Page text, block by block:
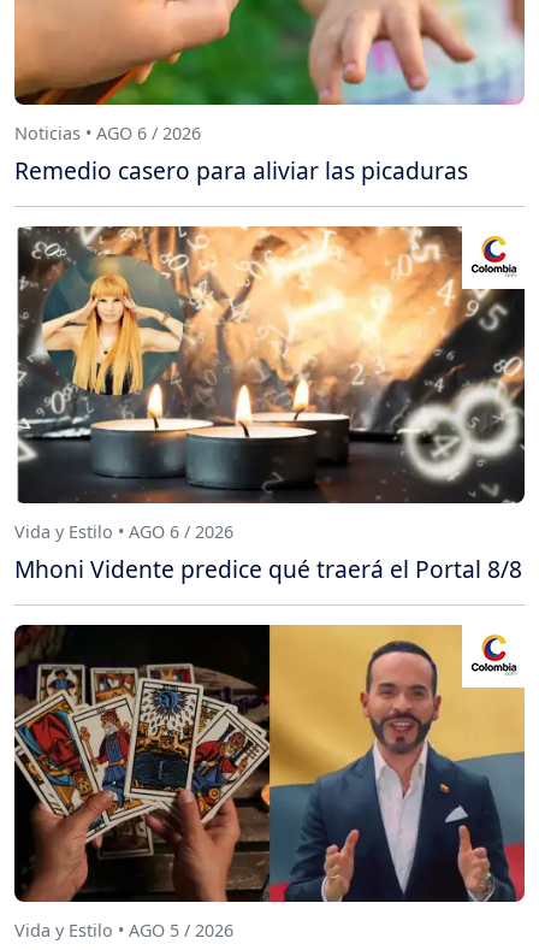
Noticias • AGO 6 / 2026
Remedio casero para aliviar las picaduras
Vida y Estilo • AGO 6 / 2026
Mhoni Vidente predice qué traerá el Portal 8/8
Vida y Estilo • AGO 5 / 2026